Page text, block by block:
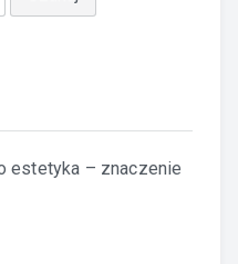
estetyka – znaczenie